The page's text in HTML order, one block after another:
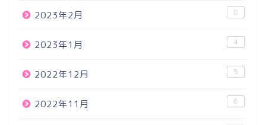
2023年2月 8
2023年1月 4
2022年12月 5
2022年11月 6